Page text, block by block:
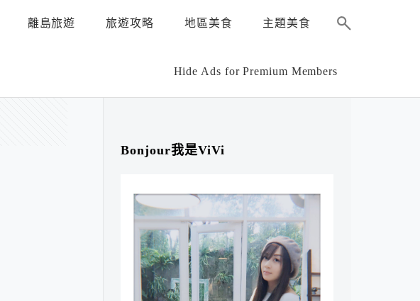
離島旅遊 旅遊攻略 地區美食 主題美食
Hide Ads for Premium Members
Bonjour我是ViVi